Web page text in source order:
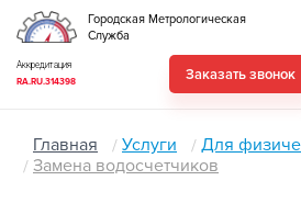
Городская Метрологическая
Служба
Заказать звонок
Аккредитация
RA.RU.314398
Главная Услуги
Для
Замена водосчетчиков